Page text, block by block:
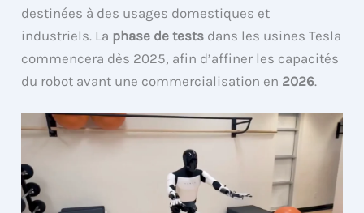
destinées à des usages domestiques et
industriels. La phase de tests dans les usines Tesla
commencera dès 2025, afin d’affiner les capacités
du robot avant une commercialisation en 2026.